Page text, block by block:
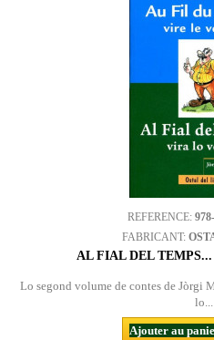
REFERENCE:
FABRICANT:
AL FIAL DEL
Lo segond volume de contes de Jòrgi
lo...
Ajouter au